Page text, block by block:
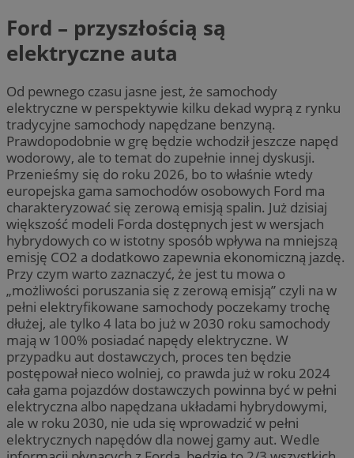
Ford – przyszłością są
elektryczne auta
Od pewnego czasu jasne jest, że samochody
elektryczne w perspektywie kilku dekad wyprą z rynku
tradycyjne samochody napędzane benzyną.
Prawdopodobnie w grę będzie wchodził jeszcze napęd
wodorowy, ale to temat do zupełnie innej dyskusji.
Przenieśmy się do roku 2026, bo to właśnie wtedy
europejska gama samochodów osobowych Ford ma
charakteryzować się zerową emisją spalin. Już dzisiaj
większość modeli Forda dostępnych jest w wersjach
hybrydowych co w istotny sposób wpływa na mniejszą
emisję CO2 a dodatkowo zapewnia ekonomiczną jazdę.
Przy czym warto zaznaczyć, że jest tu mowa o
„możliwości poruszania się z zerową emisją” czyli na w
pełni elektryfikowane samochody poczekamy trochę
dłużej, ale tylko 4 lata bo już w 2030 roku samochody
mają w 100% posiadać napędy elektryczne. W
przypadku aut dostawczych, proces ten będzie
postępował nieco wolniej, co prawda już w roku 2024
cała gama pojazdów dostawczych powinna być w pełni
elektryczna albo napędzana układami hybrydowymi,
ale w roku 2030, nie uda się wprowadzić w pełni
elektrycznych napędów dla nowej gamy aut. Wedle